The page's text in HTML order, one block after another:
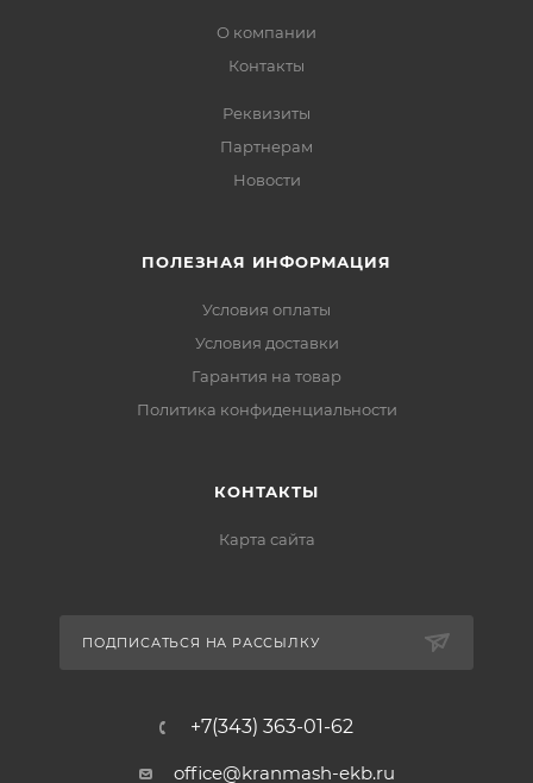
О компании
Контакты
Реквизиты
Партнерам
Новости
ПОЛЕЗНАЯ ИНФОРМАЦИЯ
Условия оплаты
Условия доставки
Гарантия на товар
Политика конфиденциальности
КОНТАКТЫ
Карта сайта
ПОДПИСАТЬСЯ НА РАССЫЛКУ
+7(343) 363-01-62
office@kranmash-ekb.ru